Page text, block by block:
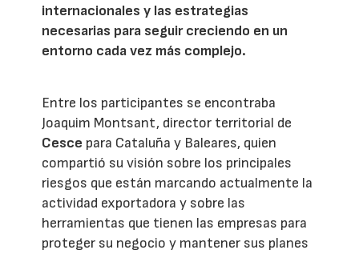
internacionales y las estrategias
necesarias para seguir creciendo en un
entorno cada vez más complejo.
Entre los participantes se encontraba
Joaquim Montsant, director territorial de
Cesce para Cataluña y Baleares, quien
compartió su visión sobre los principales
riesgos que están marcando actualmente la
actividad exportadora y sobre las
herramientas que tienen las empresas para
proteger su negocio y mantener sus planes